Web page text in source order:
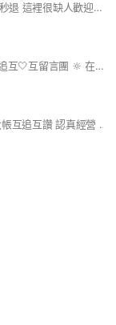
可聊天、處關係、找管拿圖🩷 🈲玩門、秒退 這裡很缺人歡迎加入🥳 看到下面那個綠色的東西了嗎？ 按下去就對了💖
歡迎新朋友加入👋👋👋 🔆 Instagram互追互🤍互留言團 🔆 在這邊可以一起 增加流量增加粉絲🙌 也歡迎追蹤版主們的IG ✨Larson 版主 https://www.instagram.com/larson0612/ ✨AC 版主 https://instagram.com/ac_food_?igshid=1cwtm9r04ww6h ✨Stella 版主 https://instagram.com/stella_littlefoodie_?igshid=vu4vs8ab4crj
本社團只限 大帳號的朋友進群 歡迎IG大帳互追互讚 認真經營 互相交流 版規: 1.完成所有追蹤並完成5讚才可開始PO個人IG頁面連結 2.每日貼文須完成補讚才可貼文 入會資格: 1.破千粉 版面整齊 能遵守版規資格者 2.符合資格者申請加入並私訊版主IG帳號:weili_trip 私訊請帶有禮貌